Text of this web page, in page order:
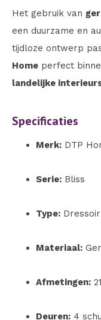
Het gebruik van
een duurzame en
tijdloze ontwerp
Home perfect
landelijke
Specificaties
Merk: DTP
Serie: Bliss
Type: Dressoir
Materiaal:
Afmetingen:
Deuren: 4